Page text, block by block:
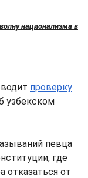
национализма в
проверку
узбекском
певца
где
отказаться от